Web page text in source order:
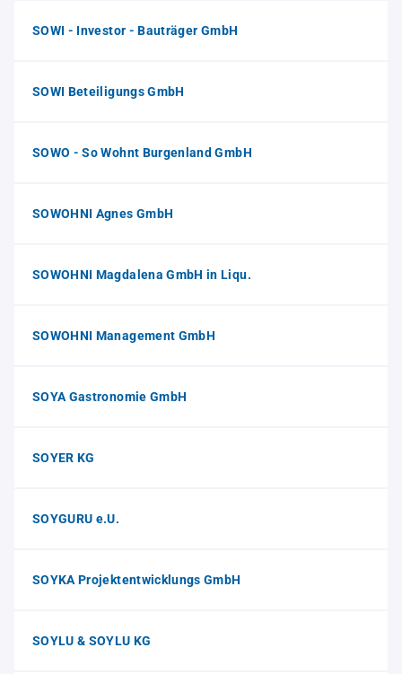
SOWI - Investor - Bauträger GmbH
SOWI Beteiligungs GmbH
SOWO - So Wohnt Burgenland GmbH
SOWOHNI Agnes GmbH
SOWOHNI Magdalena GmbH in Liqu.
SOWOHNI Management GmbH
SOYA Gastronomie GmbH
SOYER KG
SOYGURU e.U.
SOYKA Projektentwicklungs GmbH
SOYLU & SOYLU KG